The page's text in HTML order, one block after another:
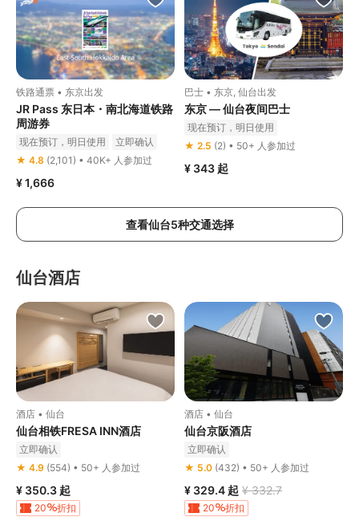
铁路通票 • 东京出发
JR Pass 东日本・南北海道铁路
周游券
现在预订，明日使用
立即确认
★ 4.8 (2,101) • 40K+ 人参加过
¥ 1,666
巴士 • 东京, 仙台出发
东京 — 仙台夜间巴士
现在预订，明日使用
★ 2.5 (2) • 50+ 人参加过
¥ 343 起
查看仙台5种交通选择
仙台酒店
酒店 • 仙台
仙台相铁FRESA INN酒店
立即确认
★ 4.9 (554) • 50+ 人参加过
¥ 350.3 起
20 折扣
酒店 • 仙台
仙台京阪酒店
立即确认
★ 5.0 (432) • 50+ 人参加过
¥ 329.4 起 ¥ 332.7
20 折扣